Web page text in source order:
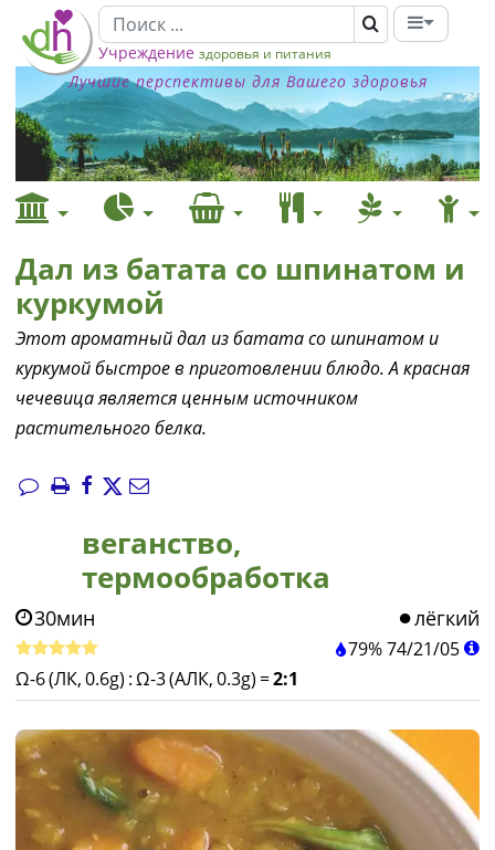
Учреждение здоровья и питания
Лучшие перспективы для Вашего здоровья
Дал из батата со шпинатом и
куркумой
Этот ароматный дал из батата со шпинатом и
куркумой быстрое в приготовлении блюдо. А красная
чечевица является ценным источником
растительного белка.
веганство,
термообработка
30мин лёгкий
79%74/21/05
Ω-6 (ЛК, 0.6g) :Ω-3 (АЛК, 0.3g) =2:1